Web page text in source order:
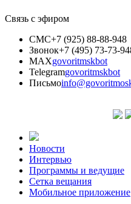
Связь с эфиром
СМС+7 (925) 88-88-948
Звонок+7 (495) 73-73-
MAXgovoritmskbot
Telegramgovoritmskbot
Письмо
Новости
Интервью
Программы и ведущие
Сетка вещания
Мобильное приложение